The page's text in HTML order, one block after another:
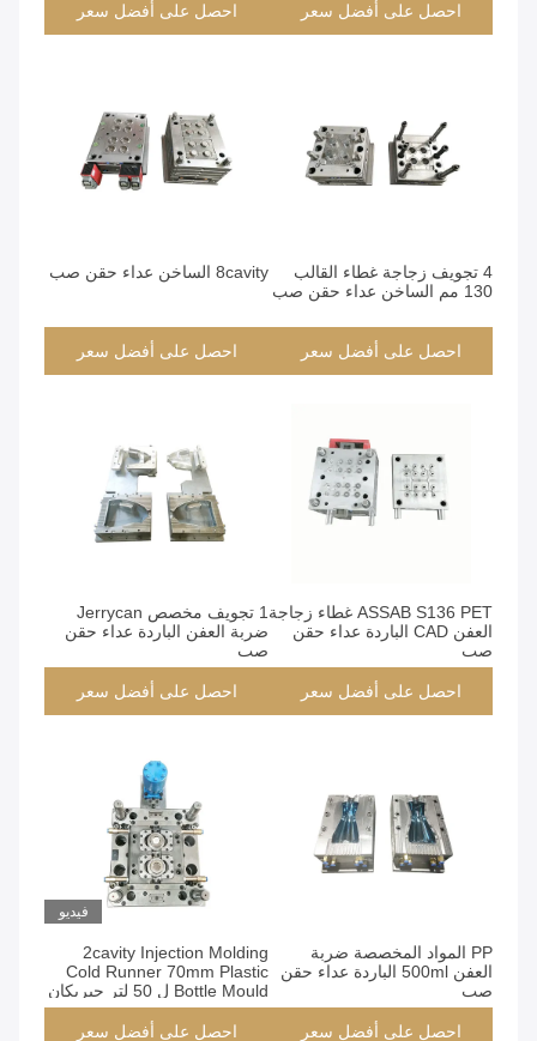
احصل على أفضل سعر احصل على أفضل سعر
4 تجويف زجاجة غطاء القالب
130 مم الساخن عداء حقن صب
احصل على أفضل سعر
8cavity الساخن عداء حقن صب
احصل على أفضل سعر
ASSAB S136 PET غطاء زجاجة
العفن CAD الباردة عداء حقن
صب
احصل على أفضل سعر
1 تجويف مخصص Jerrycan
ضربة العفن الباردة عداء حقن
صب
احصل على أفضل سعر
PP المواد المخصصة ضربة
العفن 500ml الباردة عداء حقن
صب
احصل على أفضل سعر
فيديو
2cavity Injection Molding
Cold Runner 70mm Plastic
Bottle Mould ل 50 لتر جيريكان
احصل على أفضل سعر